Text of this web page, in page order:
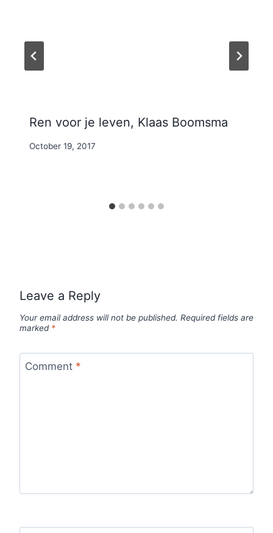
Ren voor je leven, Klaas Boomsma
By
October 19, 2017
Leave a Reply
Your email address will not be published. Required fields are
marked *
Comment *